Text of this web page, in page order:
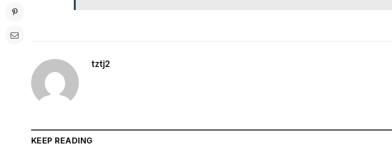
tztj2
KEEP READING